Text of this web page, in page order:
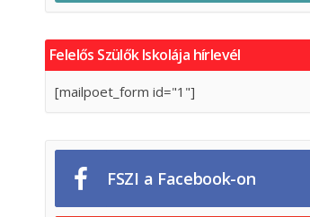
Felelős Szülők Iskolája hírlevél
[mailpoet_form id="1"]
FSZI a Facebook-on